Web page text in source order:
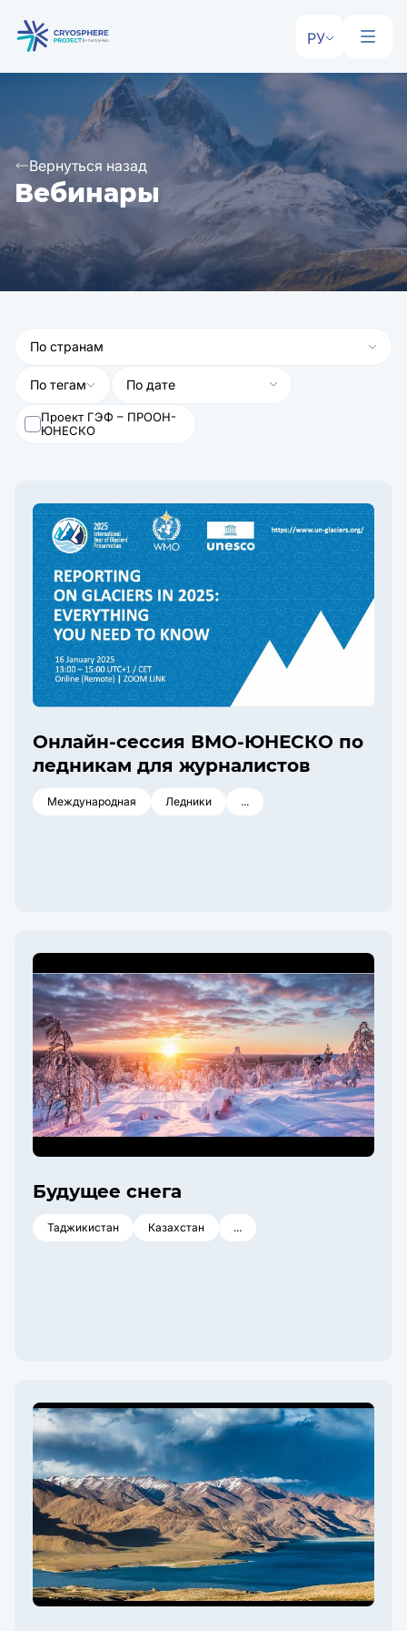
РУ
Вернуться назад
Вебинары
По странам
По тегам
Проект ГЭФ – ПРООН-
ЮНЕСКО
Онлайн-сессия ВМО-ЮНЕСКО по
ледникам для журналистов
Международная Ледники ...
Будущее снега
Таджикистан Казахстан ...